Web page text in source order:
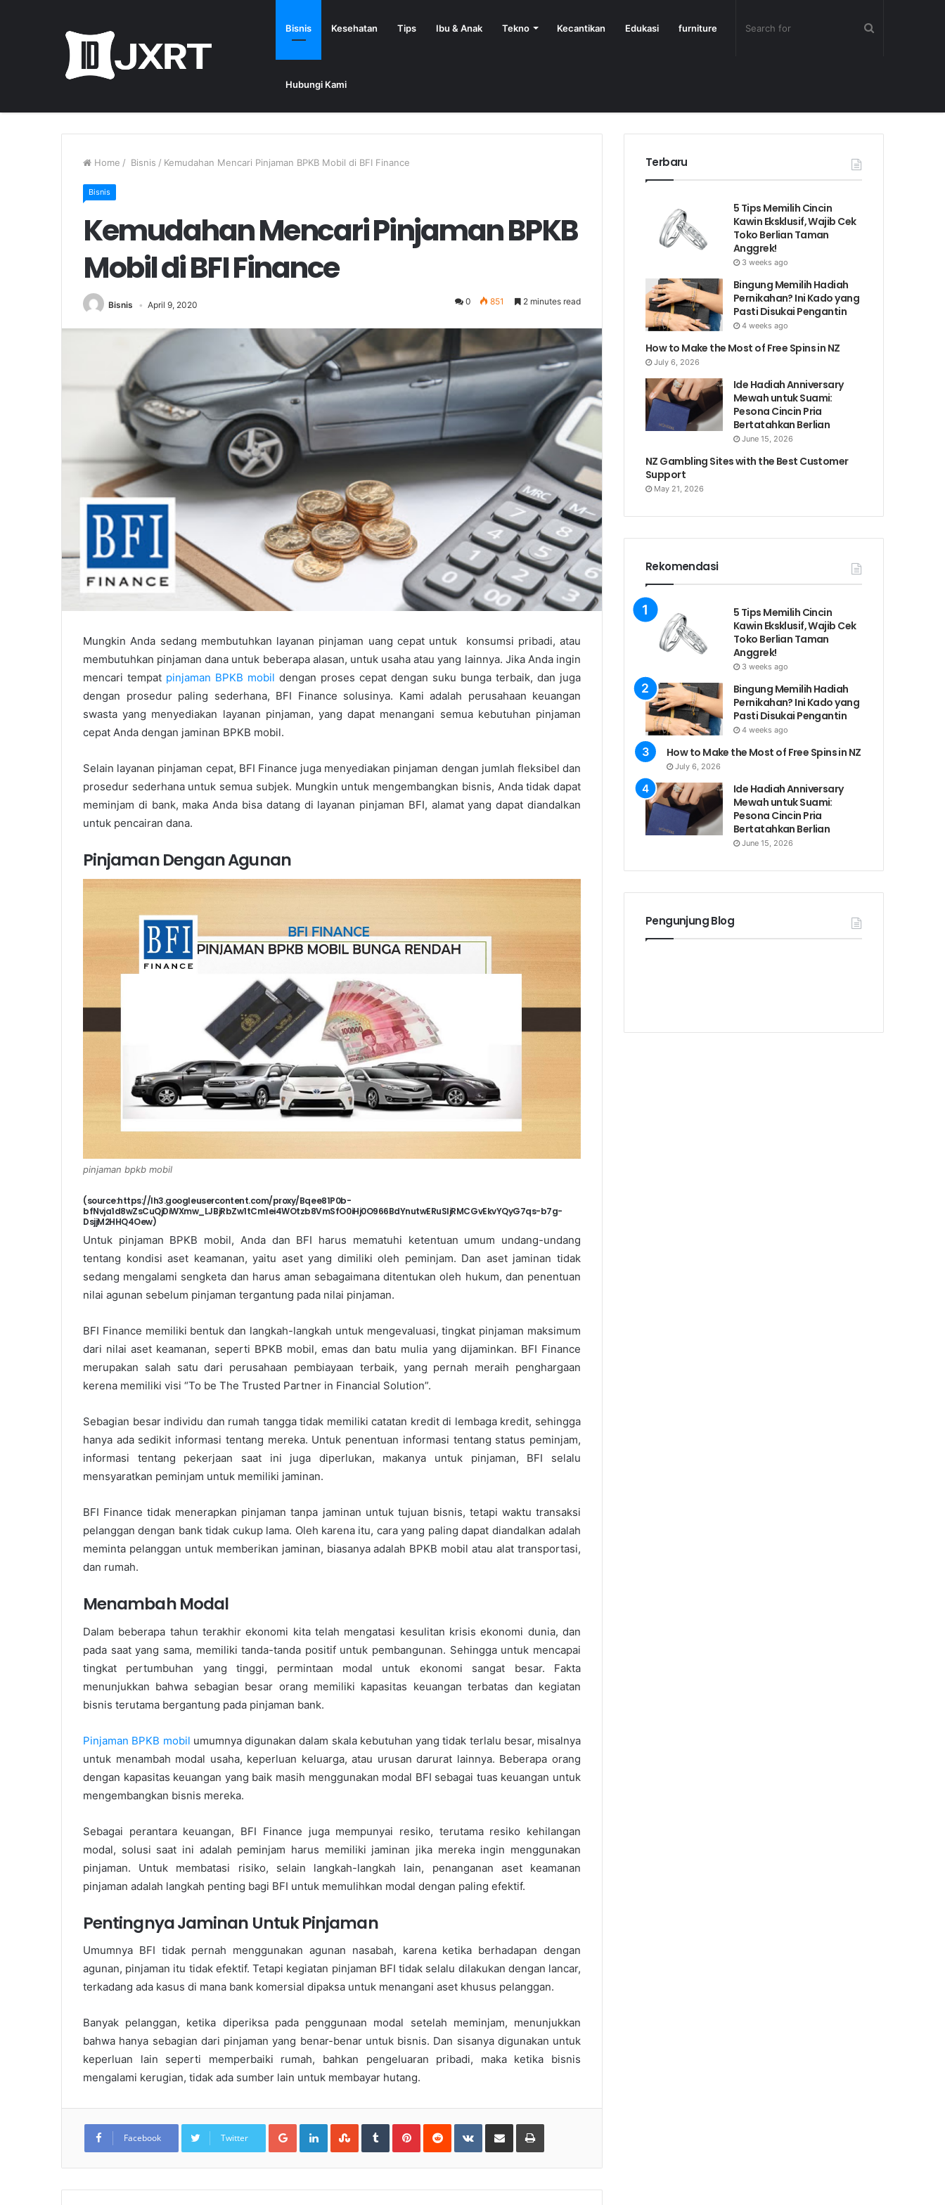
Bisnis Kesehatan Tips Ibu & Anak Tekno Kecantikan Edukasi furniture
Hubungi Kami
Home / Bisnis / Kemudahan Mencari Pinjaman BPKB Mobil di BFI Finance
Bisnis
Kemudahan Mencari Pinjaman BPKB
Mobil di BFI Finance
Bisnis April 9, 2020 0 851 2 minutes read
Mungkin Anda sedang membutuhkan layanan pinjaman uang cepat untuk konsumsi pribadi, atau
membutuhkan pinjaman dana untuk beberapa alasan, untuk usaha atau yang lainnya. Jika Anda ingin
mencari tempat pinjaman BPKB mobil dengan proses cepat dengan suku bunga terbaik, dan juga
dengan prosedur paling sederhana, BFI Finance solusinya. Kami adalah perusahaan keuangan
swasta yang menyediakan layanan pinjaman, yang dapat menangani semua kebutuhan pinjaman
cepat Anda dengan jaminan BPKB mobil.
Selain layanan pinjaman cepat, BFI Finance juga menyediakan pinjaman dengan jumlah fleksibel dan
prosedur sederhana untuk semua subjek. Mungkin untuk mengembangkan bisnis, Anda tidak dapat
meminjam di bank, maka Anda bisa datang di layanan pinjaman BFI, alamat yang dapat diandalkan
untuk pencairan dana.
Pinjaman Dengan Agunan
pinjaman bpkb mobil
(source:https://lh3.googleusercontent.com/proxy/Bqee81P0b-
bfNvja1d8wZsCuQjDiWXmw_LJBjRbZw1tCm1ei4WOtzb8VmSfO0iHj0O966BdYnutwERuSljRMCGvEkvYQyG7qs-b7g-
DsjjM2HHQ4Oew)
Untuk pinjaman BPKB mobil, Anda dan BFI harus mematuhi ketentuan umum undang-undang
tentang kondisi aset keamanan, yaitu aset yang dimiliki oleh peminjam. Dan aset jaminan tidak
sedang mengalami sengketa dan harus aman sebagaimana ditentukan oleh hukum, dan penentuan
nilai agunan sebelum pinjaman tergantung pada nilai pinjaman.
BFI Finance memiliki bentuk dan langkah-langkah untuk mengevaluasi, tingkat pinjaman maksimum
dari nilai aset keamanan, seperti BPKB mobil, emas dan batu mulia yang dijaminkan. BFI Finance
merupakan salah satu dari perusahaan pembiayaan terbaik, yang pernah meraih penghargaan
kerena memiliki visi “To be The Trusted Partner in Financial Solution”.
Sebagian besar individu dan rumah tangga tidak memiliki catatan kredit di lembaga kredit, sehingga
hanya ada sedikit informasi tentang mereka. Untuk penentuan informasi tentang status peminjam,
informasi tentang pekerjaan saat ini juga diperlukan, makanya untuk pinjaman, BFI selalu
mensyaratkan peminjam untuk memiliki jaminan.
BFI Finance tidak menerapkan pinjaman tanpa jaminan untuk tujuan bisnis, tetapi waktu transaksi
pelanggan dengan bank tidak cukup lama. Oleh karena itu, cara yang paling dapat diandalkan adalah
meminta pelanggan untuk memberikan jaminan, biasanya adalah BPKB mobil atau alat transportasi,
dan rumah.
Menambah Modal
Dalam beberapa tahun terakhir ekonomi kita telah mengatasi kesulitan krisis ekonomi dunia, dan
pada saat yang sama, memiliki tanda-tanda positif untuk pembangunan. Sehingga untuk mencapai
tingkat pertumbuhan yang tinggi, permintaan modal untuk ekonomi sangat besar. Fakta
menunjukkan bahwa sebagian besar orang memiliki kapasitas keuangan terbatas dan kegiatan
bisnis terutama bergantung pada pinjaman bank.
Pinjaman BPKB mobil umumnya digunakan dalam skala kebutuhan yang tidak terlalu besar, misalnya
untuk menambah modal usaha, keperluan keluarga, atau urusan darurat lainnya. Beberapa orang
dengan kapasitas keuangan yang baik masih menggunakan modal BFI sebagai tuas keuangan untuk
mengembangkan bisnis mereka.
Sebagai perantara keuangan, BFI Finance juga mempunyai resiko, terutama resiko kehilangan
modal, solusi saat ini adalah peminjam harus memiliki jaminan jika mereka ingin menggunakan
pinjaman. Untuk membatasi risiko, selain langkah-langkah lain, penanganan aset keamanan
pinjaman adalah langkah penting bagi BFI untuk memulihkan modal dengan paling efektif.
Pentingnya Jaminan Untuk Pinjaman
Umumnya BFI tidak pernah menggunakan agunan nasabah, karena ketika berhadapan dengan
agunan, pinjaman itu tidak efektif. Tetapi kegiatan pinjaman BFI tidak selalu dilakukan dengan lancar,
terkadang ada kasus di mana bank komersial dipaksa untuk menangani aset khusus pelanggan.
Banyak pelanggan, ketika diperiksa pada penggunaan modal setelah meminjam, menunjukkan
bahwa hanya sebagian dari pinjaman yang benar-benar untuk bisnis. Dan sisanya digunakan untuk
keperluan lain seperti memperbaiki rumah, bahkan pengeluaran pribadi, maka ketika bisnis
mengalami kerugian, tidak ada sumber lain untuk membayar hutang.
Facebook Twitter
Google+LinkedInStumbleUpon
TumblrPinterestReddit VKontakteShare
Email
Print
Terbaru
5 Tips Memilih Cincin
Kawin Eksklusif, Wajib Cek
Toko Berlian Taman
Anggrek!
3 weeks ago
Bingung Memilih Hadiah
Pernikahan? Ini Kado yang
Pasti Disukai Pengantin
4 weeks ago
How to Make the Most of Free Spins in NZ
July 6, 2026
Ide Hadiah Anniversary
Mewah untuk Suami:
Pesona Cincin Pria
Bertatahkan Berlian
June 15, 2026
NZ Gambling Sites with the Best Customer
Support
May 21, 2026
Rekomendasi
5 Tips Memilih Cincin
Kawin Eksklusif, Wajib Cek
Toko Berlian Taman
Anggrek!
3 weeks ago
Bingung Memilih Hadiah
Pernikahan? Ini Kado yang
Pasti Disukai Pengantin
4 weeks ago
How to Make the Most of Free Spins in NZ
July 6, 2026
Ide Hadiah Anniversary
Mewah untuk Suami:
Pesona Cincin Pria
Bertatahkan Berlian
June 15, 2026
Pengunjung Blog